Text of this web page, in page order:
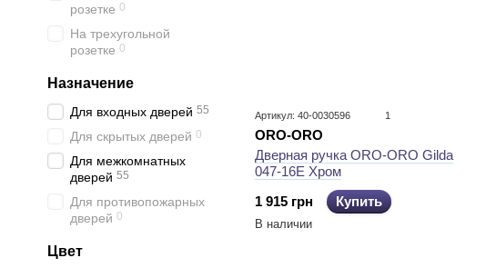
Артикул: 40-0030596 1
ORO-ORO
Дверная ручка ORO-ORO Gilda
047-16E Хром
1 915 грн
Купить
В наличии
розетке 0
На трехугольной
розетке 0
Назначение
Для входных дверей 55
Для скрытых дверей 0
Для межкомнатных
дверей 55
Для противопожарных
дверей 0
Цвет